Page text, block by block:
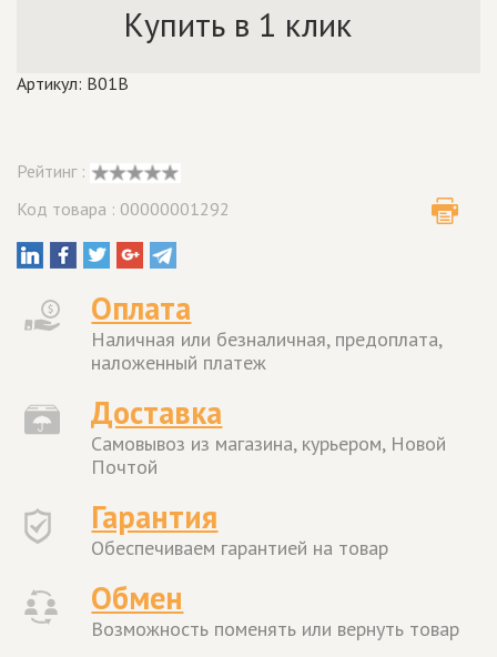
Купить в 1 клик
Артикул: B01B
Рейтинг :
Код товара : 00000001292
Оплата
Наличная или безналичная, предоплата,
наложенный платеж
Доставка
Самовывоз из магазина, курьером, Новой
Почтой
Гарантия
Обеспечиваем гарантией на товар
Обмен
Возможность поменять или вернуть товар